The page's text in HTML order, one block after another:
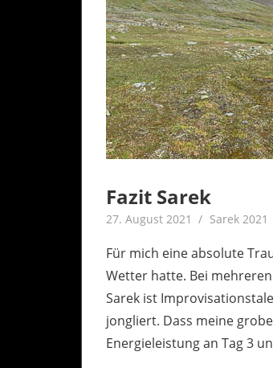
Fazit Sarek
27. August 2021 Achim
Sarek 2021
Für mich eine absolute
Wetter hatte. Bei
Sarek ist
jongliert. Dass meine
Energieleistung an Tag 3